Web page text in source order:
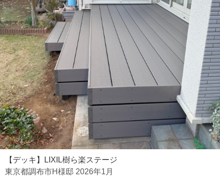
【デッキ】LIXIL樹ら楽ステージ
東京都調布市H様邸 2026年1月